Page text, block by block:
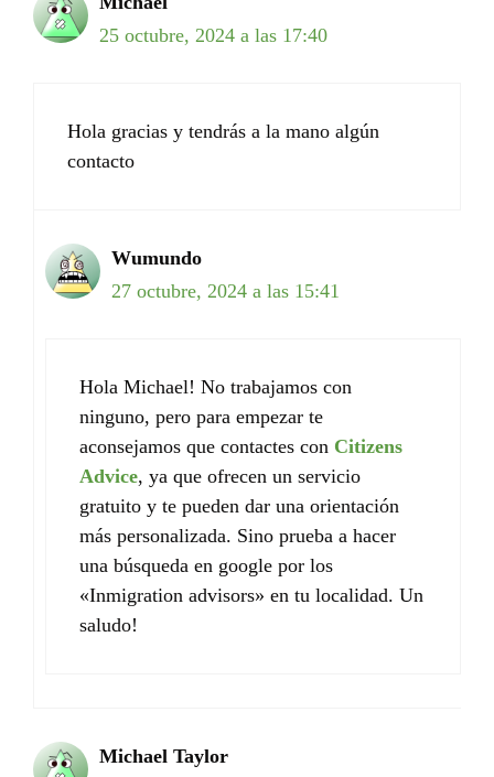
25 octubre, 2024 a las 17:40
Hola gracias y tendrás a la mano algún
contacto
Wumundo
27 octubre, 2024 a las 15:41
Hola Michael! No trabajamos con
ninguno, pero para empezar te
aconsejamos que contactes con Citizens
Advice, ya que ofrecen un servicio
gratuito y te pueden dar una orientación
más personalizada. Sino prueba a hacer
una búsqueda en google por los
«Inmigration advisors» en tu localidad. Un
saludo!
Michael Taylor